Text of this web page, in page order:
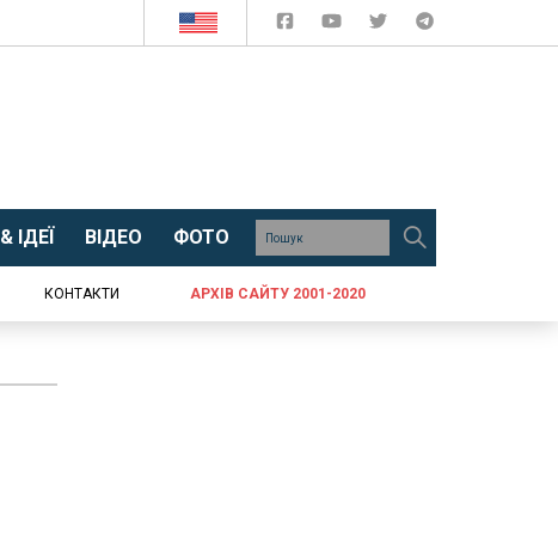
ІДЕЇ ВІДЕО ФОТО
КОНТАКТИ АРХІВ САЙТУ 2001-2020